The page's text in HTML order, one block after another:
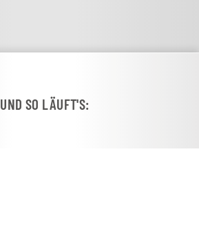
UND SO LÄUFT'S: